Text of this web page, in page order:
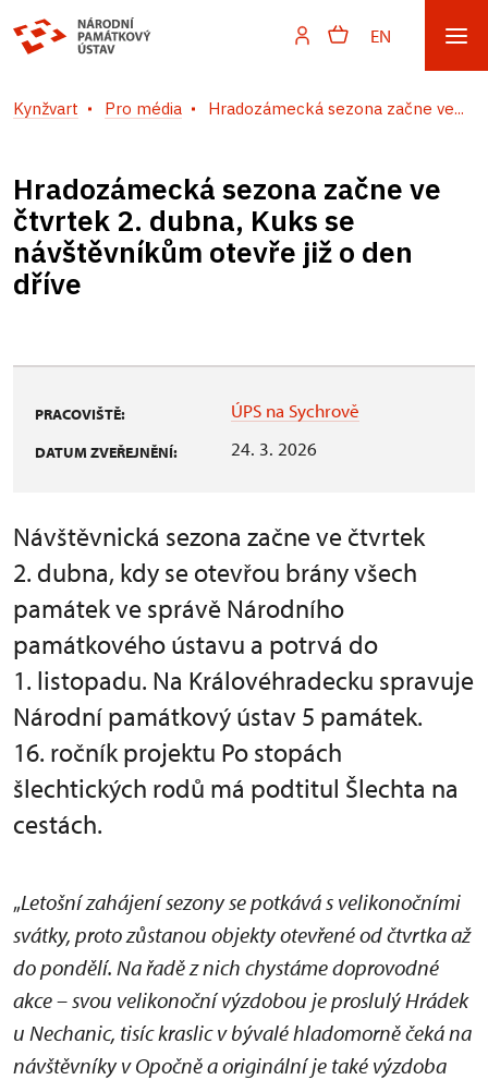
EN
Kynžvart Pro média Hradozámecká sezona začne ve...
Hradozámecká sezona začne ve
čtvrtek 2. dubna, Kuks se
návštěvníkům otevře již o den
dříve
PRACOVIŠTĚ: ÚPS na Sychrově
DATUM ZVEŘEJNĚNÍ: 24. 3. 2026
Návštěvnická sezona začne ve čtvrtek
2. dubna, kdy se otevřou brány všech
památek ve správě Národního
památkového ústavu a potrvá do
1. listopadu. Na Královéhradecku spravuje
Národní památkový ústav 5 památek.
16. ročník projektu Po stopách
šlechtických rodů má podtitul Šlechta na
cestách.
„Letošní zahájení sezony se potkává s velikonočními
svátky, proto zůstanou objekty otevřené od čtvrtka až
do pondělí. Na řadě z nich chystáme doprovodné
akce – svou velikonoční výzdobou je proslulý Hrádek
u Nechanic, tisíc kraslic v bývalé hladomorně čeká na
návštěvníky v Opočně a originální je také výzdoba